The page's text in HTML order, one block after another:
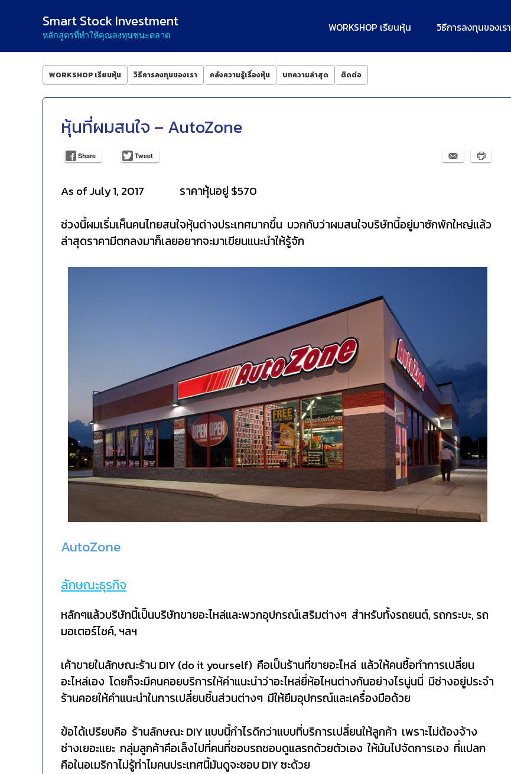
Smart Stock Investment
หลักสูตรที่ทำให้คุณลงทุนชนะตลาด
WORKSHOP เรียนหุ้น วิธีการลงทุนของเรา
WORKSHOP เรียนหุ้น วิธีการลงทุนของเรา คลังความรู้เรื่องหุ้น บทความล่าสุด ติดต่อ
หุ้นที่ผมสนใจ – AutoZone
Share Tweet
As of July 1, 2017 ราคาหุ้นอยู่ $570
ช่วงนี้ผมเริ่มเห็นคนไทยสนใจหุ้นต่างประเทศมากขึ้น บวกกับว่าผมสนใจบริษัทนี้อยู่มาซักพักใหญ่แล้ว
ล่าสุดราคามีตกลงมาก็เลยอยากจะมาเขียนแนะนำให้รู้จัก
AutoZone
ลักษณะธุรกิจ
หลักๆแล้วบริษัทนี้เป็นบริษัทขายอะไหล่และพวกอุปกรณ์เสริมต่างๆ สำหรับทั้งรถยนต์, รถกระบะ, รถ
มอเตอร์ไซค์, ฯลฯ
เค้าขายในลักษณะร้าน DIY (do it yourself) คือเป็นร้านที่ขายอะไหล่ แล้วให้คนซื้อทำการเปลี่ยน
อะไหล่เอง โดยก็จะมีคนคอยบริการให้คำแนะนำว่าอะไหล่ยี่ห้อไหนต่างกันอย่างไรนู่นนี่ มีช่างอยู่ประจำ
ร้านคอยให้คำแนะนำในการเปลี่ยนชิ้นส่วนต่างๆ มีให้ยืมอุปกรณ์และเครื่องมือด้วย
ข้อได้เปรียบคือ ร้านลักษณะ DIY แบบนี้กำไรดีกว่าแบบที่บริการเปลี่ยนให้ลูกค้า เพราะไม่ต้องจ้าง
ช่างเยอะแยะ กลุ่มลูกค้าคือเล็งไปที่คนที่ชอบรถชอบดูแลรถด้วยตัวเอง ให้มันไปจัดการเอง ที่แปลก
คือในอเมริกาไม่รู้ทำไมคนประเทศนี้มันดูจะชอบ DIY ซะด้วย